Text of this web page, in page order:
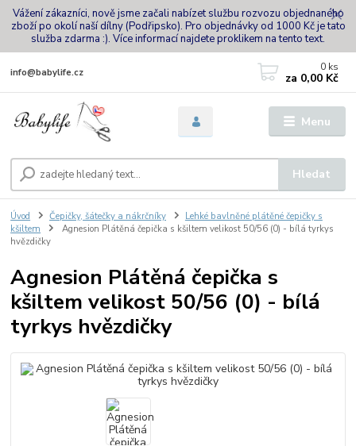
Vážení zákazníci, nově jsme začali nabízet službu rozvozu objednaného
zboží po okolí naší dílny (Podřipsko). Pro objednávky od 1000 Kč je tato
služba zdarma :). Více informací najdete proklikem na tento text.
Menu
Hledat
info@babylife.cz 0 ks
za 0,00 Kč
Úvod Čepičky, šátečky a nákrčníky
Lehké bavlněné plátěné čepičky s
kšiltem
Agnesion Plátěná čepička s kšiltem velikost 50/56 (0) - bílá tyrkys
hvězdičky
Agnesion Plátěná čepička s
kšiltem velikost 50/56 (0) - bílá
tyrkys hvězdičky